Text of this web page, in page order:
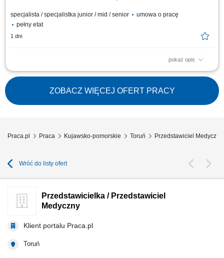
specjalista / specjalistka junior / mid / senior
umowa o pracę
pełny etat
1 dni
pokaż opis
Zakres obowiązków: Promowanie produktów z portfolio firmy w
środowisku medycznym. Budowanie i utrzymywanie długofalowych relacji
z lekarzami na powierzonym terenie. Reprezentowanie organizacji
podczas spotkań branżowych, konferencji i wydarzeń naukowych.
Realizacja założonych celów...
ZOBACZ WIĘCEJ OFERT PRACY
Praca.pl Praca Kujawsko-pomorskie Toruń Przedstawiciel Medyczny
Wróć do listy ofert
Przedstawicielka / Przedstawiciel
Medyczny
Klient portalu Praca.pl
Toruń